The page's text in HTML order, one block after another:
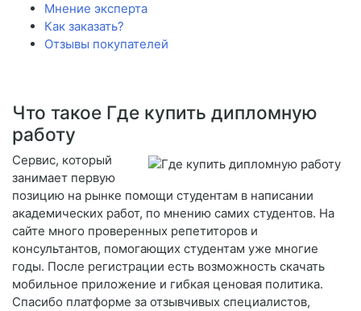
Мнение эксперта
Как заказать?
Отзывы покупателей
Что такое Где купить дипломную
работу
Сервис, который
занимает первую
позицию на рынке помощи студентам в написании
академических работ, по мнению самих студентов. На
сайте много проверенных репетиторов и
консультантов, помогающих студентам уже многие
годы. После регистрации есть возможность скачать
мобильное приложение и гибкая ценовая политика.
Спасибо платформе за отзывчивых специалистов,